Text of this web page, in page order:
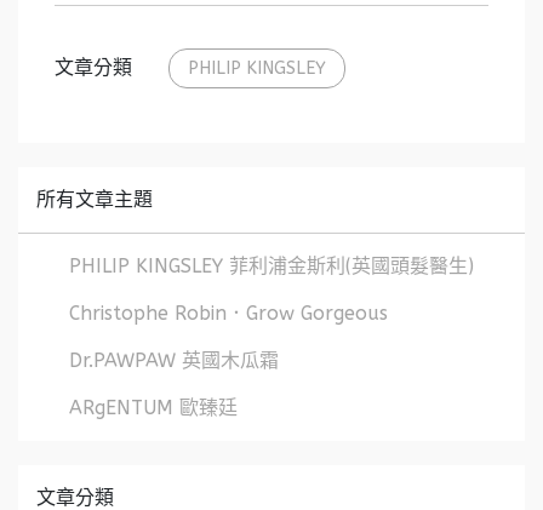
文章分類 PHILIP KINGSLEY
所有文章主題
PHILIP KINGSLEY 菲利浦金斯利(英國頭髮醫生)
Christophe Robin．Grow Gorgeous
Dr.PAWPAW 英國木瓜霜
ARgENTUM 歐臻廷
文章分類